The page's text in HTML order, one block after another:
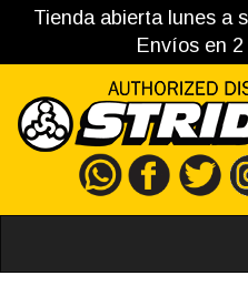
Tienda abierta lunes a
Envíos en